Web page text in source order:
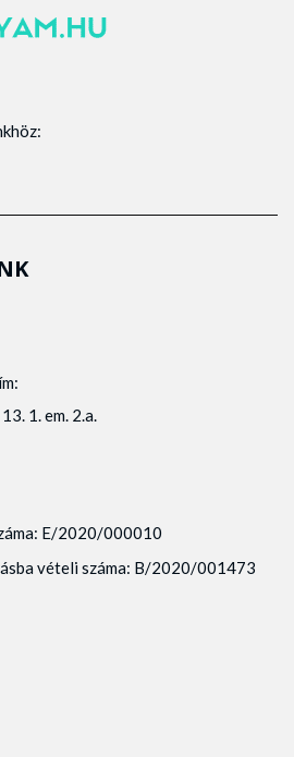
1. em. 2.a.
E/2020/000010
vételi száma: B/2020/001473